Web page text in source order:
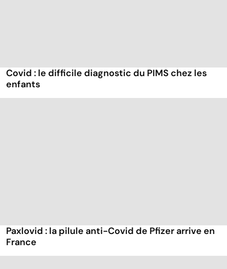
Covid : le difficile diagnostic du PIMS chez les
enfants
Paxlovid : la pilule anti-Covid de Pfizer arrive en
France